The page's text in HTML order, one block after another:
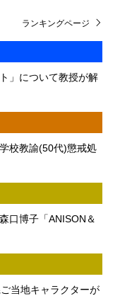
」について教授が解
校教諭(50代)懲戒処
口博子「ANISON＆
当地キャラクターが
ランキングページ